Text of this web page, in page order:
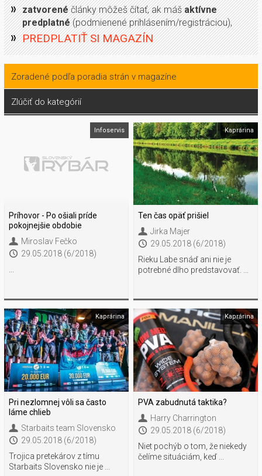
zatvorenéčlánky môžeš čítať, ak mášaktívne
predplatné(podmienené prihlásením/registráciou),
PREDPLATIŤ SI MAGAZÍN
Zoradené podľa poradia strán v magazíne
Zlúčiť do kategórií
Infoservis
Príhovor - Po ošiali príde
pokojnejšie obdobie
Miroslav Fečko
29.05.2018 (6/2018)
...
Kaprárina
Ten čas opäť prišiel
Jirka Majer
29.05.2018 (6/2018)
Rieku Labe snáď ani nie je
potrebné dlho predstavovať. ...
Kaprárina
Pri nezlomnej vôli sa často
láme chlieb
Starbaits team Slovensko
29.05.2018 (6/2018)
Trojica pretekárov z tímu
Starbaits Slovensko nie je ...
Kaprárina
PVA zabudnutá taktika?
Harry Charrington
29.05.2018 (6/2018)
Niet pochýb o tom, že niekedy
čelíme situáciám, keď ...